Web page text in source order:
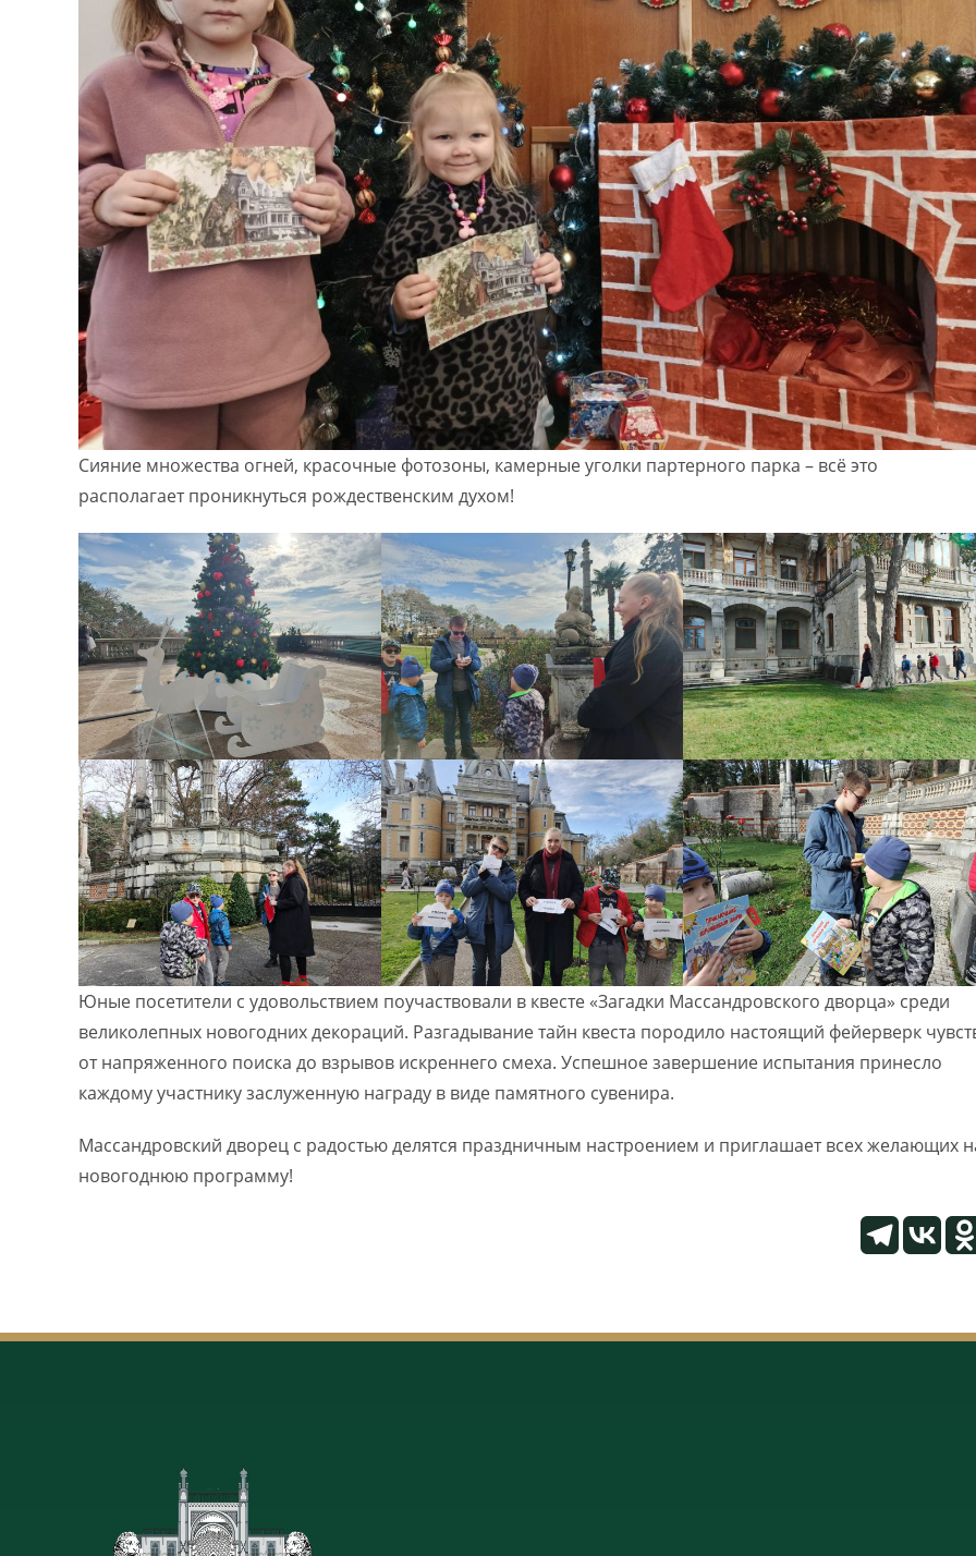
Сияние множества огней, красочные фотозоны, камерные уголки партерного парка – всё это
располагает проникнуться рождественским духом!
Юные посетители с удовольствием поучаствовали в квесте «Загадки Массандровского дворца» среди
великолепных новогодних декораций. Разгадывание тайн квеста породило настоящий фейерверк
от напряженного поиска до взрывов искреннего смеха. Успешное завершение испытания принесло
каждому участнику заслуженную награду в виде памятного сувенира.
Массандровский дворец с радостью делятся праздничным настроением и приглашает всех желающих
новогоднюю программу!